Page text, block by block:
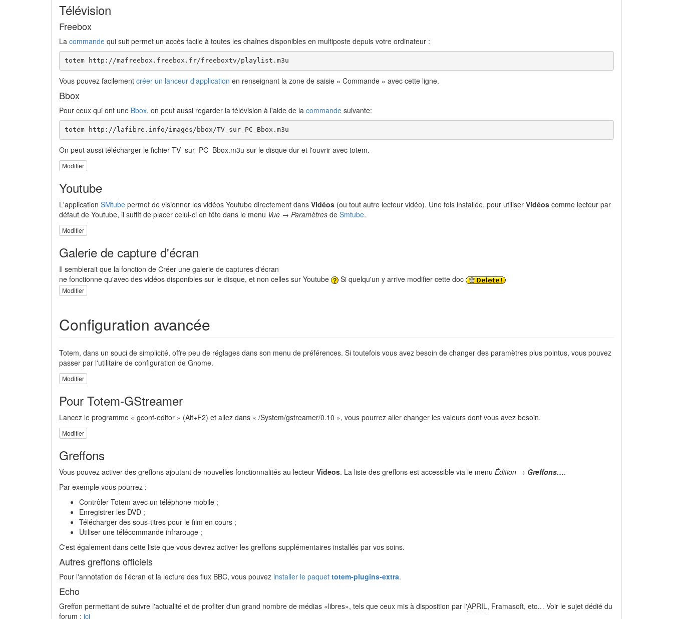
Télévision
Freebox
La commande qui suit permet un accès facile à toutes les chaînes disponibles en multiposte depuis votre ordinateur :
totem http://mafreebox.freebox.fr/freeboxtv/playlist.m3u
Vous pouvez facilement créer un lanceur d'application en renseignant la zone de saisie « Commande » avec cette ligne.
Bbox
Pour ceux qui ont une Bbox, on peut aussi regarder la télévision à l'aide de la commande suivante:
totem http://lafibre.info/images/bbox/TV_sur_PC_Bbox.m3u
On peut aussi télécharger le fichier TV_sur_PC_Bbox.m3u sur le disque dur et l'ouvrir avec totem.
Modifier
Youtube
L'application SMtube permet de visionner les vidéos Youtube directement dans Vidéos (ou tout autre lecteur vidéo). Une fois installée, pour utiliser Vidéos comme lecteur par
défaut de Youtube, il suffit de placer celui-ci en tête dans le menu Vue → Paramètres de Smtube.
Modifier
Galerie de capture d'écran
Il semblerait que la fonction de Créer une galerie de captures d'écran
ne fonctionne qu'avec des vidéos disponibles sur le disque, et non celles sur Youtube
Si quelqu'un y arrive modifier cette doc
Modifier
Configuration avancée
Totem, dans un souci de simplicité, offre peu de réglages dans son menu de préférences. Si toutefois vous avez besoin de changer des paramètres plus pointus, vous pouvez
passer par l'utilitaire de configuration de Gnome.
Modifier
Pour Totem-GStreamer
Lancez le programme « gconf-editor » (Alt+F2) et allez dans « /System/gstreamer/0.10 », vous pourrez aller changer les valeurs dont vous avez besoin.
Modifier
Greffons
Vous pouvez activer des greffons ajoutant de nouvelles fonctionnalités au lecteur Videos. La liste des greffons est accessible via le menu Édition → Greffons….
Par exemple vous pourrez :
Contrôler Totem avec un téléphone mobile ;
Enregistrer les DVD ;
Télécharger des sous-titres pour le film en cours ;
Utiliser une télécommande infrarouge ;
C'est également dans cette liste que vous devrez activer les greffons supplémentaires installés par vos soins.
Autres greffons officiels
Pour l'annotation de l'écran et la lecture des flux BBC, vous pouvez installer le paquet totem-plugins-extra.
Echo
Greffon permettant de suivre l'actualité et de profiter d'un grand nombre de médias «libres», tels que ceux mis à disposition par l'APRIL, Framasoft, etc… Voir le sujet dédié du
forum : ici